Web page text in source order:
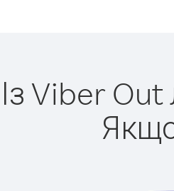
Із Viber